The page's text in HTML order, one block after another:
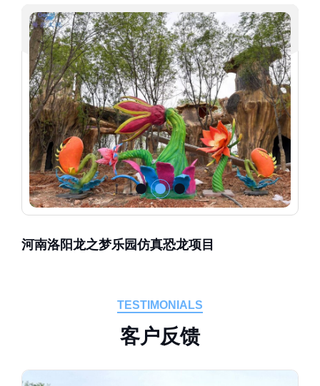
河南洛阳龙之梦乐园仿真恐龙项目
TESTIMONIALS
客户反馈